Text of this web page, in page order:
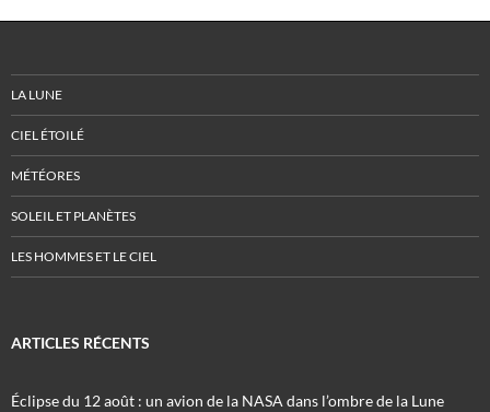
LA LUNE
CIEL ÉTOILÉ
MÉTÉORES
SOLEIL ET PLANÈTES
LES HOMMES ET LE CIEL
ARTICLES RÉCENTS
Éclipse du 12 août : un avion de la NASA dans l’ombre de la Lune